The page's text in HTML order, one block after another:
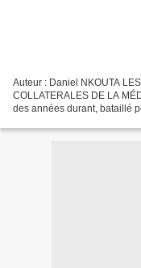
Auteur : Daniel NKOUTA
COLLATERALES DE LA
des années durant, bataillé